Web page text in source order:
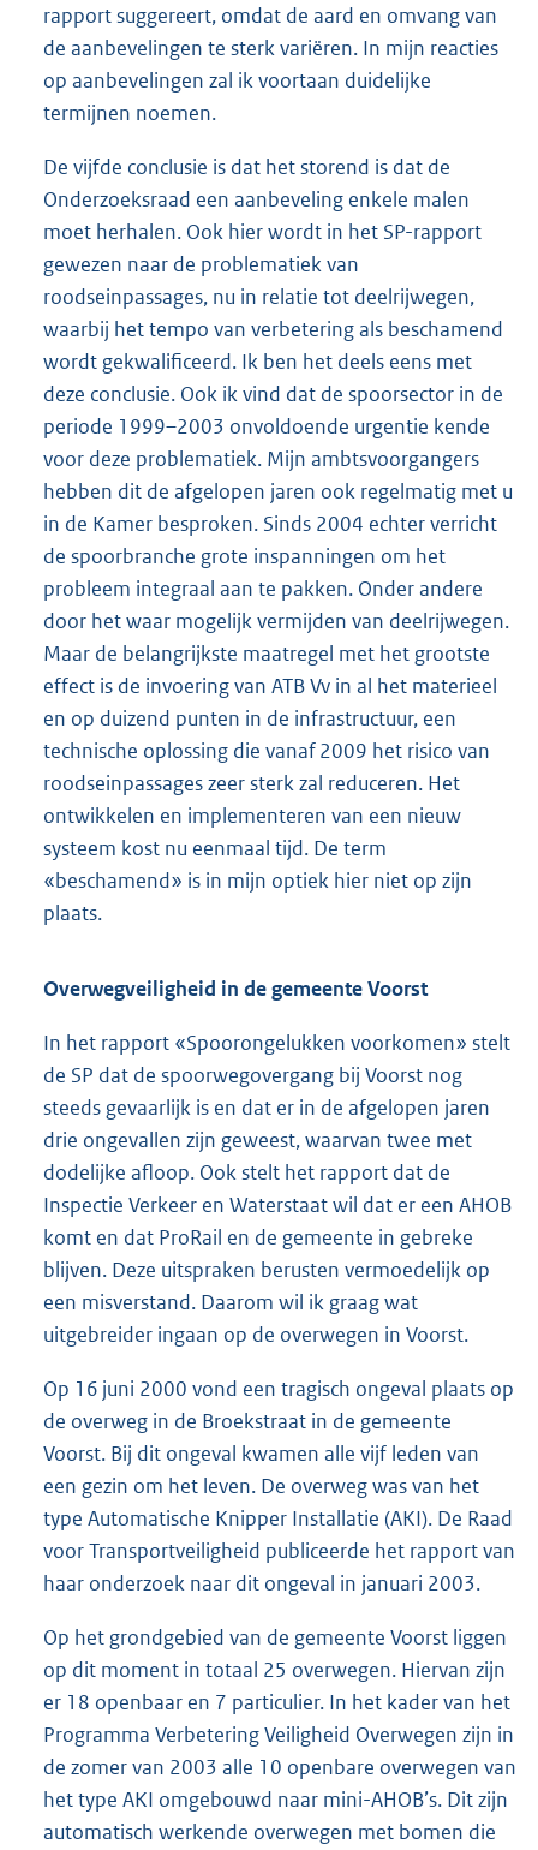
rapport suggereert, omdat de aard en omvang van
de aanbevelingen te sterk variëren. In mijn reacties
op aanbevelingen zal ik voortaan duidelijke
termijnen noemen.
De vijfde conclusie is dat het storend is dat de
Onderzoeksraad een aanbeveling enkele malen
moet herhalen. Ook hier wordt in het SP-rapport
gewezen naar de problematiek van
roodseinpassages, nu in relatie tot deelrijwegen,
waarbij het tempo van verbetering als beschamend
wordt gekwalificeerd. Ik ben het deels eens met
deze conclusie. Ook ik vind dat de spoorsector in de
periode 1999–2003 onvoldoende urgentie kende
voor deze problematiek. Mijn ambtsvoorgangers
hebben dit de afgelopen jaren ook regelmatig met u
in de Kamer besproken. Sinds 2004 echter verricht
de spoorbranche grote inspanningen om het
probleem integraal aan te pakken. Onder andere
door het waar mogelijk vermijden van deelrijwegen.
Maar de belangrijkste maatregel met het grootste
effect is de invoering van ATB Vv in al het materieel
en op duizend punten in de infrastructuur, een
technische oplossing die vanaf 2009 het risico van
roodseinpassages zeer sterk zal reduceren. Het
ontwikkelen en implementeren van een nieuw
systeem kost nu eenmaal tijd. De term
«beschamend» is in mijn optiek hier niet op zijn
plaats.
Overwegveiligheid in de gemeente Voorst
In het rapport «Spoorongelukken voorkomen» stelt
de SP dat de spoorwegovergang bij Voorst nog
steeds gevaarlijk is en dat er in de afgelopen jaren
drie ongevallen zijn geweest, waarvan twee met
dodelijke afloop. Ook stelt het rapport dat de
Inspectie Verkeer en Waterstaat wil dat er een AHOB
komt en dat ProRail en de gemeente in gebreke
blijven. Deze uitspraken berusten vermoedelijk op
een misverstand. Daarom wil ik graag wat
uitgebreider ingaan op de overwegen in Voorst.
Op 16 juni 2000 vond een tragisch ongeval plaats op
de overweg in de Broekstraat in de gemeente
Voorst. Bij dit ongeval kwamen alle vijf leden van
een gezin om het leven. De overweg was van het
type Automatische Knipper Installatie (AKI). De Raad
voor Transportveiligheid publiceerde het rapport van
haar onderzoek naar dit ongeval in januari 2003.
Op het grondgebied van de gemeente Voorst liggen
op dit moment in totaal 25 overwegen. Hiervan zijn
er 18 openbaar en 7 particulier. In het kader van het
Programma Verbetering Veiligheid Overwegen zijn in
de zomer van 2003 alle 10 openbare overwegen van
het type AKI omgebouwd naar mini-AHOB’s. Dit zijn
automatisch werkende overwegen met bomen die